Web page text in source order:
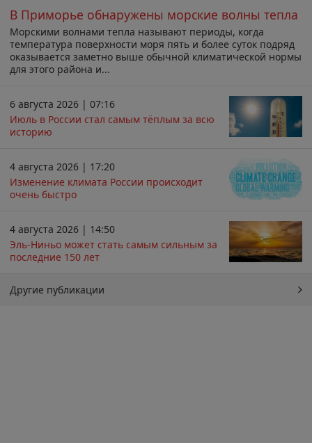
В Приморье обнаружены морские волны тепла
Морскими волнами тепла называют периоды, когда
температура поверхности моря пять и более суток подряд
оказывается заметно выше обычной климатической нормы
для этого района и...
6 августа 2026 | 07:16
Июль в России стал самым тёплым за всю
историю
4 августа 2026 | 17:20
Изменение климата России происходит
очень быстро
4 августа 2026 | 14:50
Эль-Ниньо может стать самым сильным за
последние 150 лет
Другие публикации